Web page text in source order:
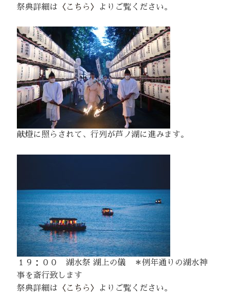
祭典詳細は 〈こちら〉 よりご覧ください。
献燈に照らされて、行列が芦ノ湖に進みます。
１９：００ 湖水祭 湖上の儀 ＊例年通りの湖水神
事を斎行致します
祭典詳細は 〈こちら〉 よりご覧ください。